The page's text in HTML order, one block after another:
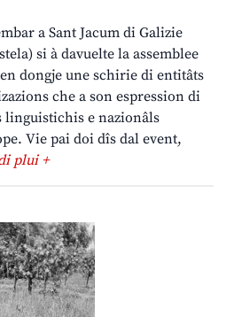
a Sant Jacum di Galizie
si à davuelte la assemblee
dongje une schirie di entitâts
che a son espression di
e nazionâls
Vie pai doi dîs dal event,
plui +